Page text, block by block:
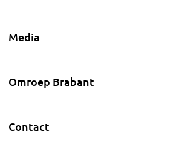
Media
Omroep Brabant
Contact